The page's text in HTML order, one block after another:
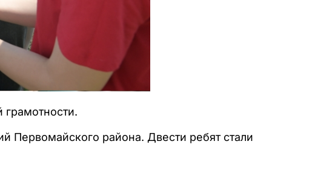
грамотности.
Первомайского района. Двести ребят стали